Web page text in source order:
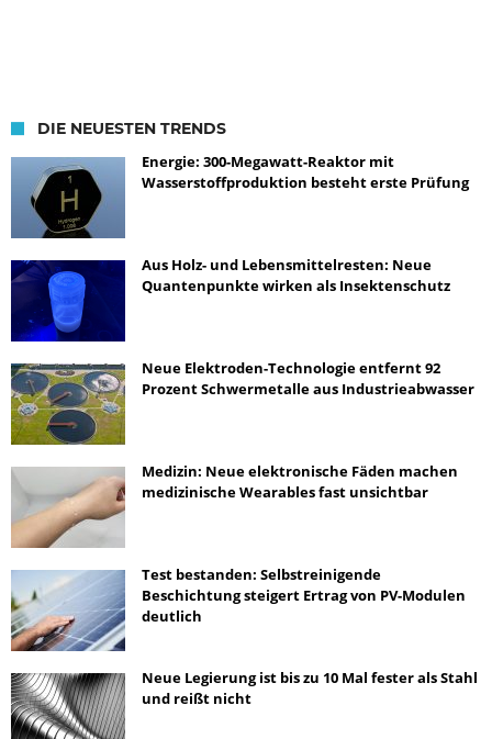
DIE NEUESTEN TRENDS
Energie: 300-Megawatt-Reaktor mit
Wasserstoffproduktion besteht erste Prüfung
Aus Holz- und Lebensmittelresten: Neue
Quantenpunkte wirken als Insektenschutz
Neue Elektroden-Technologie entfernt 92
Prozent Schwermetalle aus Industrieabwasser
Medizin: Neue elektronische Fäden machen
medizinische Wearables fast unsichtbar
Test bestanden: Selbstreinigende
Beschichtung steigert Ertrag von PV-Modulen
deutlich
Neue Legierung ist bis zu 10 Mal fester als Stahl
und reißt nicht